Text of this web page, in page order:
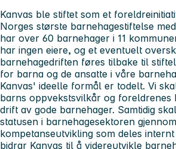
Kanvas ble stiftet som et
Norges største barnehagestiftelse
har over 60 barnehager i 11
har ingen eiere, og et eventuelt
barnehagedriften føres tilbake til
for barna og de ansatte i våre
Kanvas' ideelle formål er todelt. Vi
barns oppvekstsvilkår og foreldrenes
drift av gode barnehager. Samtidig
statusen i barnehagesektoren
kompetanseutvikling som deles
bidrar Kanvas til å videreutvikle